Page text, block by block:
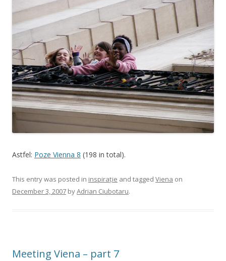
Astfel: Poze Vienna 8 (198 in total).
This entry was posted in inspirație and tagged Viena on
December 3, 2007 byAdrian Ciubotaru.
Meeting Viena – part 7